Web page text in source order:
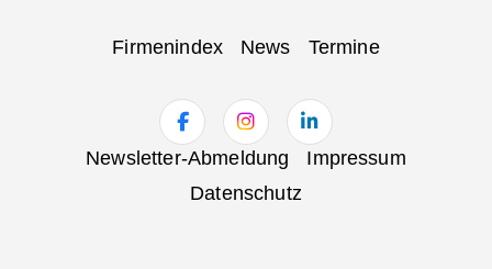
Firmenindex News Termine
NavigationNewsletter-Abmeldung
Impressum
Datenschutz